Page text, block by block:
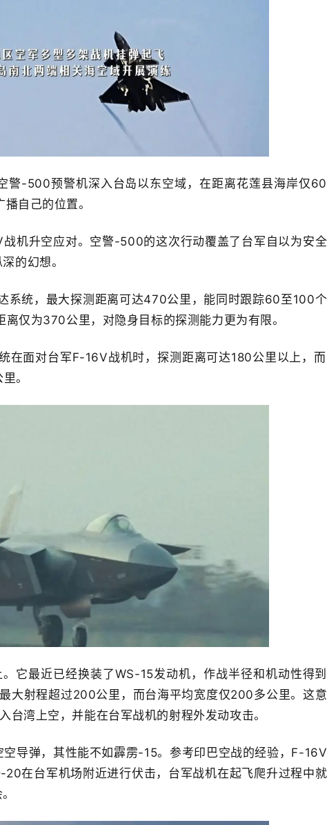
警-500预警机深入台岛以东空域，在距离花莲县海岸仅
自己的位置。
机升空应对。空警-500的这次行动覆盖了台军自以为安
的幻想。
系统，最大探测距离可达470公里，能同时跟踪60至100
仅为370公里，对隐身目标的探测能力更为有限。
在面对台军F-16V战机时，探测距离可达180公里以上，
。
它最近已经换装了WS-15发动机，作战半径和机动性得
大射程超过200公里，而台海平均宽度仅200多公里。这
湾上空，并能在台军战机的射程外发动攻击。
导弹，其性能不如霹雳-15。参考印巴空战的经验，F-
在台军机场附近进行伏击，台军战机在起飞爬升过程中